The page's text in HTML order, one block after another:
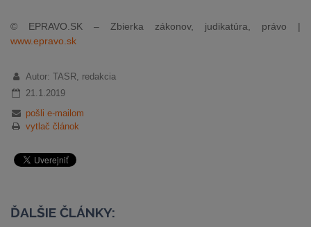
© EPRAVO.SK – Zbierka zákonov, judikatúra, právo |
www.epravo.sk
Autor: TASR, redakcia
21.1.2019
pošli e-mailom
vytlač článok
ĎALŠIE ČLÁNKY: